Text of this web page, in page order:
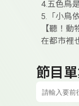
4.五色鳥
5.「小鳥
【聽！
在都市裡
節目